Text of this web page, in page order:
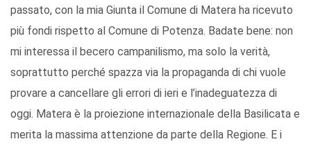
passato, con la mia Giunta il Comune di Matera ha ricevuto
più fondi rispetto al Comune di Potenza. Badate bene: non
mi interessa il becero campanilismo, ma solo la verità,
soprattutto perché spazza via la propaganda di chi vuole
provare a cancellare gli errori di ieri e l’inadeguatezza di
oggi. Matera è la proiezione internazionale della Basilicata e
merita la massima attenzione da parte della Regione. E i